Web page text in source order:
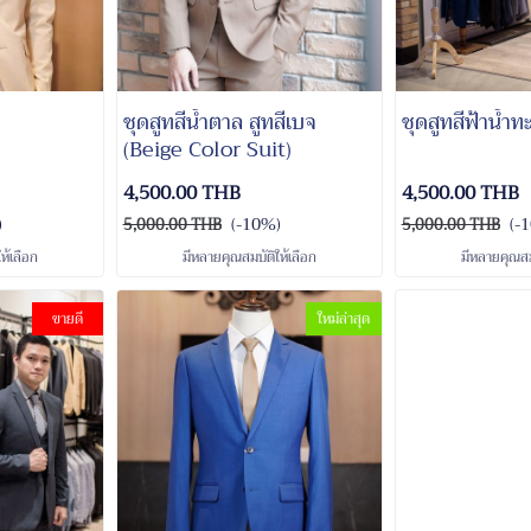
เลือก
ชุดสูทสีน้ำตาล สูทสีเบจ
(Beige Color Suit)
4,500.00 THB
5,000.00 THB (-10%)
มีหลายคุณสมบัติให้เลือก
ชุดสูทสีฟ้าน้ำท
4,500.00 THB
5,000.00 THB (-
มีหลายคุณส
ขายดี ใหม่ล่าสุด